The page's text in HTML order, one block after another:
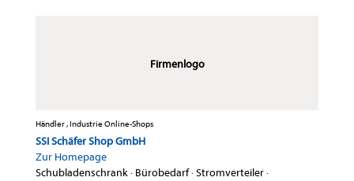
Firmenlogo
Händler , Industrie Online-Shops
SSI Schäfer Shop GmbH
Zur Homepage
Schubladenschrank· Bürobedarf·Stromverteiler·